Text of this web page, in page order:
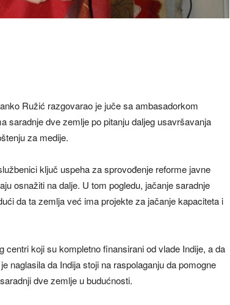
Ružić razgovarao je juče sa ambasadorkom
saradnje dve zemlje po pitanju daljeg usavršavanja
za medije.
ključ uspeha za sprovođenje reforme javne
osnažiti na dalje. U tom pogledu, jačanje saradnje
da ta zemlja već ima projekte za jačanje kapaciteta i
koji su kompletno finansirani od vlade Indije, a da
naglasila da Indija stoji na raspolaganju da pomogne
dve zemlje u budućnosti.